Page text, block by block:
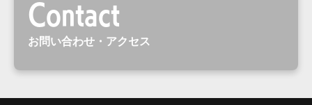
Contact
お問い合わせ・アクセス